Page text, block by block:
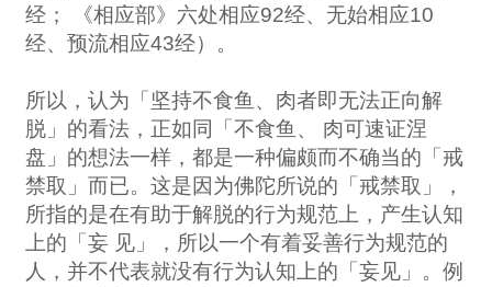
经； 《相应部》六处相应92经、无始相应10
经、预流相应43经）。
所以，认为「坚持不食鱼、肉者即无法正向解
脱」的看法，正如同「不食鱼、 肉可速证涅
盘」的想法一样，都是一种偏颇而不确当的「戒
禁取」而已。这是因为佛陀所说的「戒禁取」，
所指的是在有助于解脱的行为规范上，产生认知
上的「妄 见」，所以一个有着妥善行为规范的
人，并不代表就没有行为认知上的「妄见」。例